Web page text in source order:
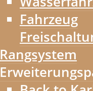
Fahrzeug
Rangsystem